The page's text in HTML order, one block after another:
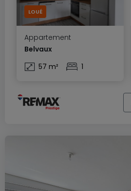
LOUÉ
Appartement
Belvaux
57 m²
1